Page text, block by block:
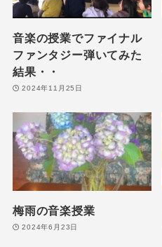
音楽の授業でファイナル
ファンタジー弾いてみた
結果・・
2024年11月25日
梅雨の音楽授業
2024年6月23日